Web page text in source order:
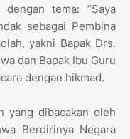
tema: ”Saya
sebagai Pembina
yakni Bapak Drs.
dan Bapak Ibu Guru
dengan hikmad.
yang dibacakan oleh
Berdirinya Negara